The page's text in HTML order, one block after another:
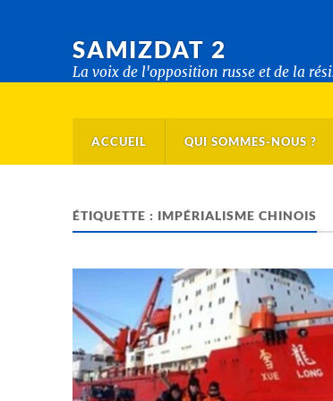
SAMIZDAT 2
La voix de l'opposition russe et de la
ACCUEIL QUI SOMMES-NOUS ?
ÉTIQUETTE : IMPÉRIALISME CHINOIS